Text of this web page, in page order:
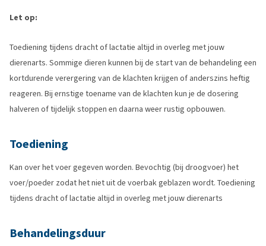
Let op:
Toediening tijdens dracht of lactatie altijd in overleg met jouw
dierenarts. Sommige dieren kunnen bij de start van de behandeling een
kortdurende verergering van de klachten krijgen of anderszins heftig
reageren. Bij ernstige toename van de klachten kun je de dosering
halveren of tijdelijk stoppen en daarna weer rustig opbouwen.
Toediening
Kan over het voer gegeven worden. Bevochtig (bij droogvoer) het
voer/poeder zodat het niet uit de voerbak geblazen wordt. Toediening
tijdens dracht of lactatie altijd in overleg met jouw dierenarts
Behandelingsduur